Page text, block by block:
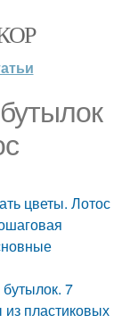
цветы. Лотос
7
из пластиковых